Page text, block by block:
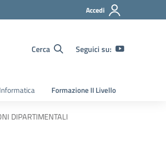
Accedi
Cerca Seguici su:
Informatica Formazione II Livello
DIPARTIMENTALI